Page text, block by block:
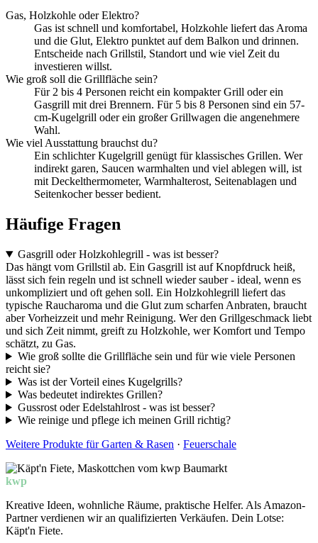
Gas, Holzkohle oder Elektro?
Gas ist schnell und komfortabel, Holzkohle liefert das Aroma
und die Glut, Elektro punktet auf dem Balkon und drinnen.
Entscheide nach Grillstil, Standort und wie viel Zeit du
investieren willst.
Wie groß soll die Grillfläche sein?
Für 2 bis 4 Personen reicht ein kompakter Grill oder ein
Gasgrill mit drei Brennern. Für 5 bis 8 Personen sind ein 57-
cm-Kugelgrill oder ein großer Grillwagen die angenehmere
Wahl.
Wie viel Ausstattung brauchst du?
Ein schlichter Kugelgrill genügt für klassisches Grillen. Wer
indirekt garen, Saucen warmhalten und viel ablegen will, ist
mit Deckelthermometer, Warmhalterost, Seitenablagen und
Seitenkocher besser bedient.
Häufige Fragen
Gasgrill oder Holzkohlegrill - was ist besser?
Das hängt vom Grillstil ab. Ein Gasgrill ist auf Knopfdruck heiß,
lässt sich fein regeln und ist schnell wieder sauber - ideal, wenn es
unkompliziert und oft gehen soll. Ein Holzkohlegrill liefert das
typische Raucharoma und die Glut zum scharfen Anbraten, braucht
aber Vorheizzeit und mehr Reinigung. Wer den Grillgeschmack liebt
und sich Zeit nimmt, greift zu Holzkohle, wer Komfort und Tempo
schätzt, zu Gas.
Wie groß sollte die Grillfläche sein und für wie viele Personen
reicht sie?
Was ist der Vorteil eines Kugelgrills?
Was bedeutet indirektes Grillen?
Gussrost oder Edelstahlrost - was ist besser?
Wie reinige und pflege ich meinen Grill richtig?
Weitere Produkte für Garten & Rasen · Feuerschale
kwp
Kreative Ideen, wohnliche Räume, praktische Helfer. Als Amazon-
Partner verdienen wir an qualifizierten Verkäufen. Dein Lotse:
Käpt'n Fiete.